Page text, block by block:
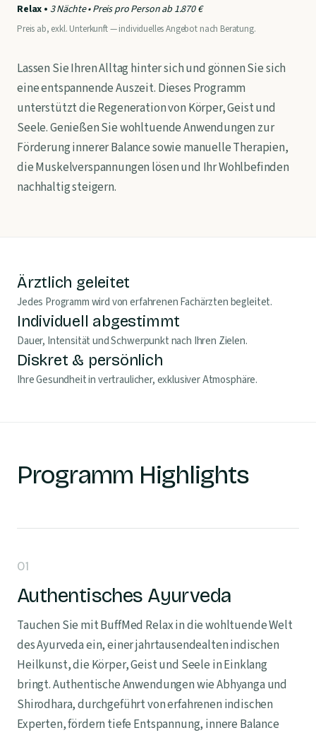
Relax • 3 Nächte • Preis pro Person ab 1.870 €
Preis ab, exkl. Unterkunft — individuelles Angebot nach Beratung.
Lassen Sie Ihren Alltag hinter sich und gönnen Sie sich
eine entspannende Auszeit. Dieses Programm
unterstützt die Regeneration von Körper, Geist und
Seele. Genießen Sie wohltuende Anwendungen zur
Förderung innerer Balance sowie manuelle Therapien,
die Muskelverspannungen lösen und Ihr Wohlbefinden
nachhaltig steigern.
Ärztlich geleitet
Jedes Programm wird von erfahrenen Fachärzten begleitet.
Individuell abgestimmt
Dauer, Intensität und Schwerpunkt nach Ihren Zielen.
Diskret & persönlich
Ihre Gesundheit in vertraulicher, exklusiver Atmosphäre.
Programm Highlights
01
Authentisches Ayurveda
Tauchen Sie mit BuffMed Relax in die wohltuende Welt
des Ayurveda ein, einer jahrtausendealten indischen
Heilkunst, die Körper, Geist und Seele in Einklang
bringt. Authentische Anwendungen wie Abhyanga und
Shirodhara, durchgeführt von erfahrenen indischen
Experten, fördern tiefe Entspannung, innere Balance